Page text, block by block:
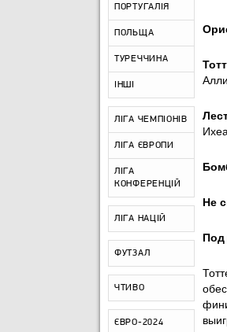
ПОРТУГАЛІЯ
ПОЛЬЩА
ТУРЕЧЧИНА
ІНШІ
ЛІГА ЧЕМПІОНІВ
ЛІГА ЄВРОПИ
ЛІГА
КОНФЕРЕНЦІЙ
ЛІГА НАЦІЙ
ФУТЗАЛ
ЧТИВО
ЄВРО-2024
Не
Под